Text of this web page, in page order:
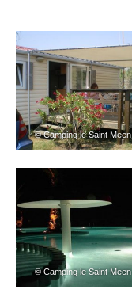
– © Camping le Saint Meen
– © Camping le Saint Meen